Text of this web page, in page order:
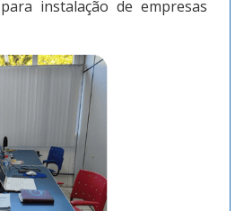
instalação de empresas